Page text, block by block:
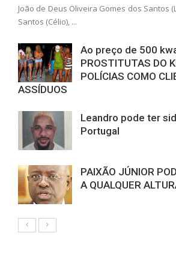
João de Deus Oliveira Gomes dos Santos
Santos (Célio), ...
Ao preço de 500
PROSTITUTAS DO
POLÍCIAS COMO
ASSÍDUOS
Leandro pode ter
Portugal
PAIXÃO JÚNIOR
A QUALQUER